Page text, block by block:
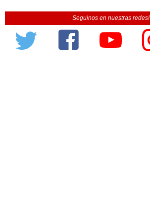
Seguinos en nuestras redes!